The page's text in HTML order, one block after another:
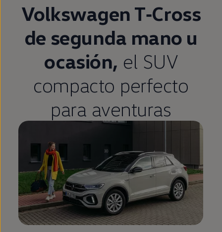
Volkswagen T‑Cross
de segunda mano u
ocasión, el SUV
compacto perfecto
para aventuras